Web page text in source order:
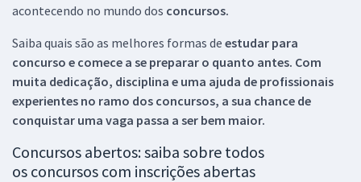
acontecendo no mundo dos concursos.
Saiba quais são as melhores formas de estudar para
concurso e comece a se preparar o quanto antes. Com
muita dedicação, disciplina e uma ajuda de profissionais
experientes no ramo dos concursos, a sua chance de
conquistar uma vaga passa a ser bem maior.
Concursos abertos: saiba sobre todos
os concursos com inscrições abertas